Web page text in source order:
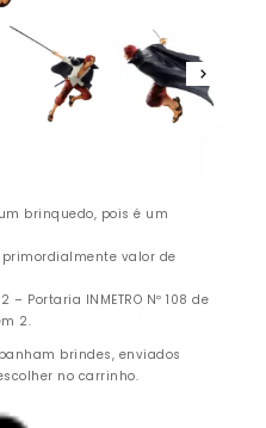
brinquedo, pois é um
valor de
Portaria INMETRO Nº 108 de
2.
brindes, enviados
no carrinho.